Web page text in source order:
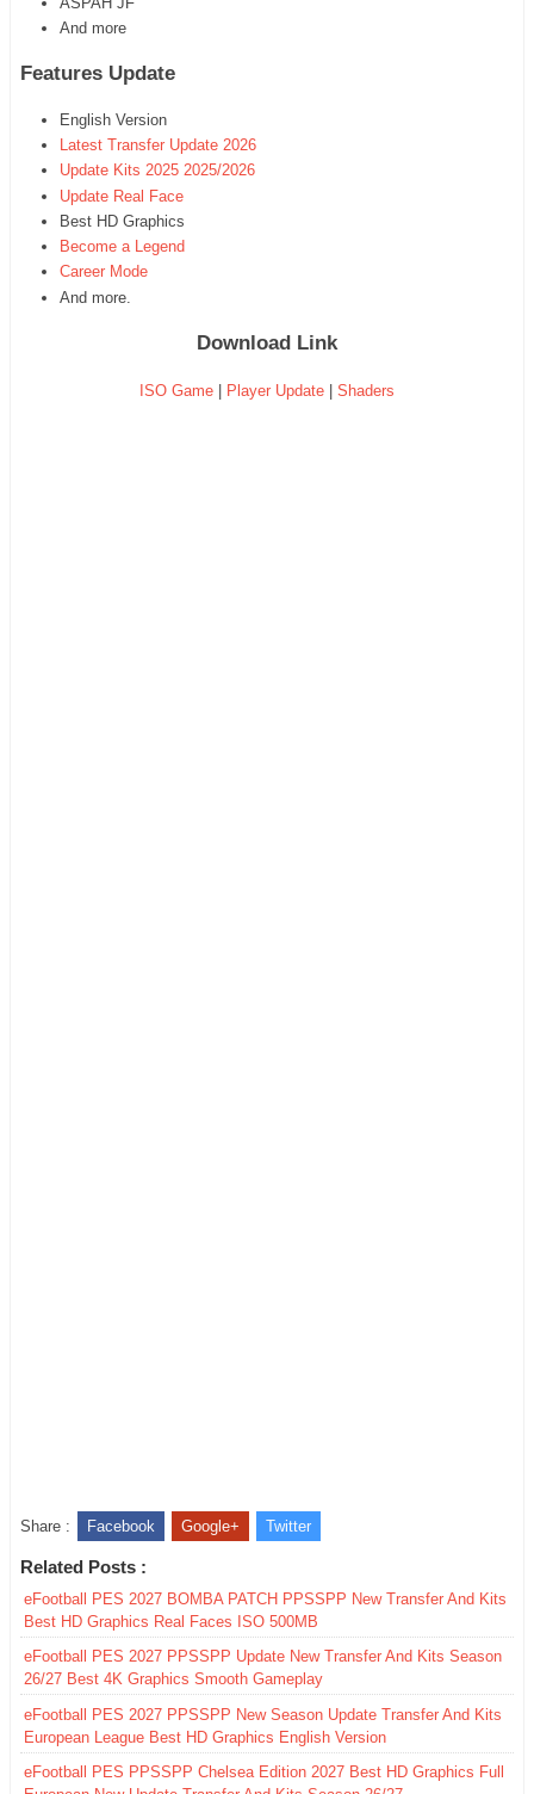
And more
Features Update
English Version
Latest Transfer Update 2026
Update Kits 2025 2025/2026
Update Real Face
Best HD Graphics
Become a Legend
Career Mode
And more.
Download Link
ISO Game | Player Update | Shaders
Share : Facebook Google+ Twitter
Related Posts :
eFootball PES 2027 BOMBA PATCH PPSSPP New Transfer And Kits
Best HD Graphics Real Faces ISO 500MB
eFootball PES 2027 PPSSPP Update New Transfer And Kits Season
26/27 Best 4K Graphics Smooth Gameplay
eFootball PES 2027 PPSSPP New Season Update Transfer And Kits
European League Best HD Graphics English Version
eFootball PES PPSSPP Chelsea Edition 2027 Best HD Graphics Full